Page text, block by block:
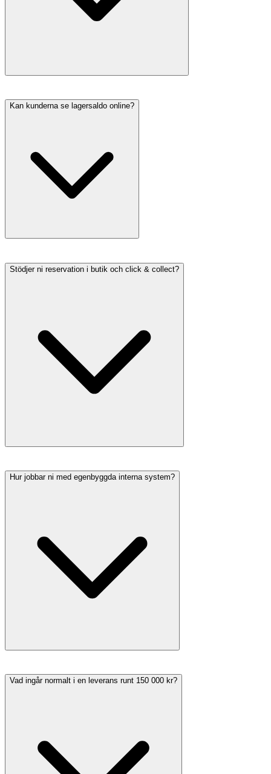
Kan kunderna se lagersaldo online?
Stödjer ni reservation i butik och click & collect?
Hur jobbar ni med egenbyggda interna system?
Vad ingår normalt i en leverans runt 150 000 kr?